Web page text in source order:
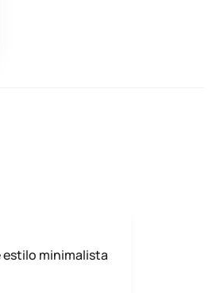
minimalista